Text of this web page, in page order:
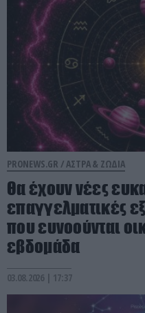
PRONEWS.GR /ΑΣΤΡΑ & ΖΩΔΙΑ
Θα έχουν νέες
επαγγελματικές
που ευνοούνται
εβδομάδα
03.08.2026 | 17:37